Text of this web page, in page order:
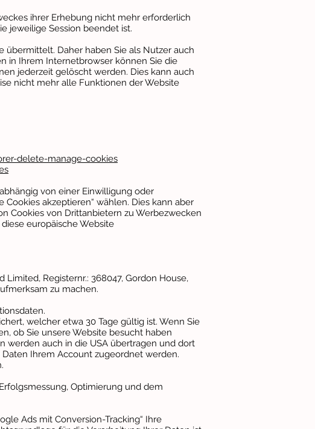
ihrer Erhebung nicht mehr erforderlich
jeweilige Session beendet ist.
Daher haben Sie als Nutzer auch
in Ihrem Internetbrowser können Sie die
jederzeit gelöscht werden. Dies kann auch
nicht mehr alle Funktionen der Website
delete-manage-cookies
von einer Einwilligung oder
akzeptieren“ wählen. Dies kann aber
Cookies von Drittanbietern zu Werbezwecken
europäische Website
Limited, Registernr.: 368047, Gordon House,
zu machen.
welcher etwa 30 Tage gültig ist. Wenn Sie
ob Sie unsere Website besucht haben
werden auch in die USA übertragen und dort
Ihrem Account zugeordnet werden.
Optimierung und dem
Ads mit Conversion-Tracking“ Ihre